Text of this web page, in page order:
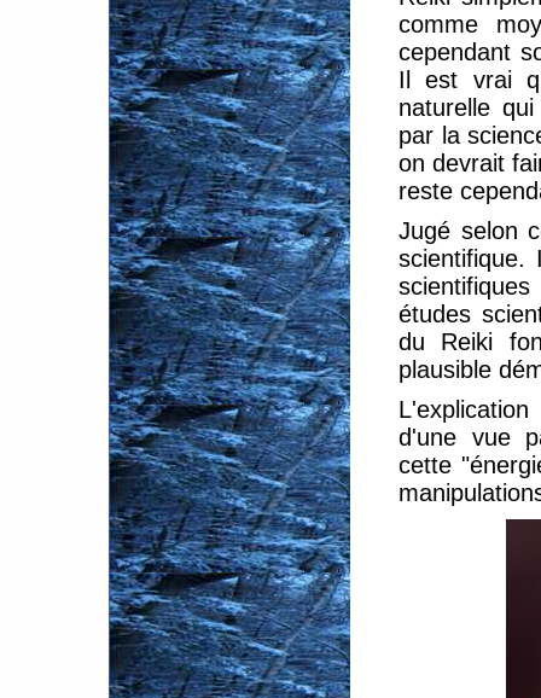
comme
cependant
Il est vrai
naturelle
par la
on devrait
reste
Jugé selon
scientifique.
études
du Reiki
plausible
d'une vue
cette